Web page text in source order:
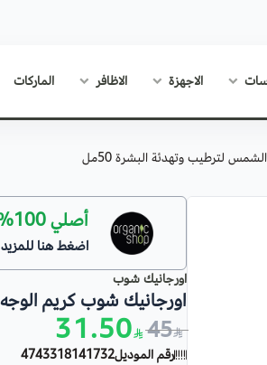
الاجهزة الاظافر الماركات
لترطيب وتهدئة البشرة 50مل
أصلي 100%
اضغط هنا
اورجانيك شوب
اورجانيك شوب كريم الوجه
45
31.50
رقم الموديل4743318141732